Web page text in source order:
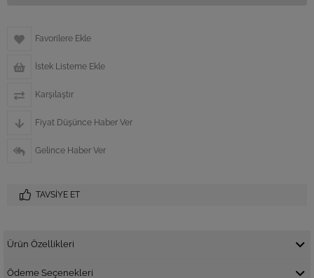
Favorilere Ekle
İstek Listeme Ekle
Karşılaştır
Fiyat Düşünce Haber Ver
Gelince Haber Ver
TAVSIYE ET
Ürün Özellikleri
Ödeme Seçenekleri